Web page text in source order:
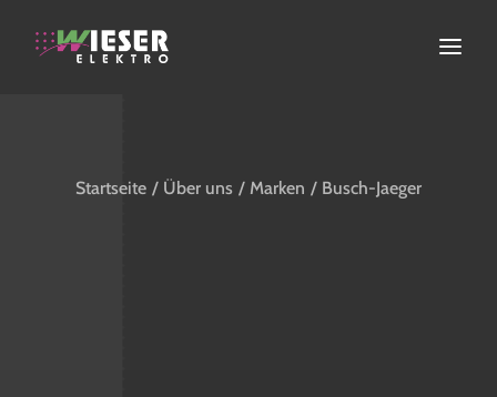
ERNEUERBARE ENERGIEN
Startseite Über uns Marken Busch-Jaeger